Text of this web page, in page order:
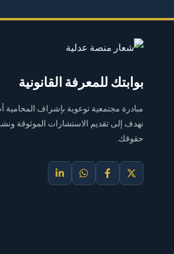
بوابتك للمعرفة القانونية
مبادرة مجتمعية توعوية بإشراف المحامية
نهدف إلى تقديم الاستشارات الموثوقة
حقوقك.